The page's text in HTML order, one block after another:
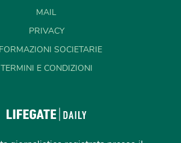
MAIL
PRIVACY
SOCIETARIE
TERMINI E CONDIZIONI